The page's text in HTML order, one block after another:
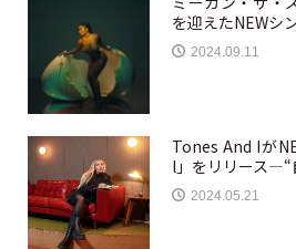
を迎えたNEWシ
2024.09.11
Tones And Iが
l」をリリース—“
2024.05.21